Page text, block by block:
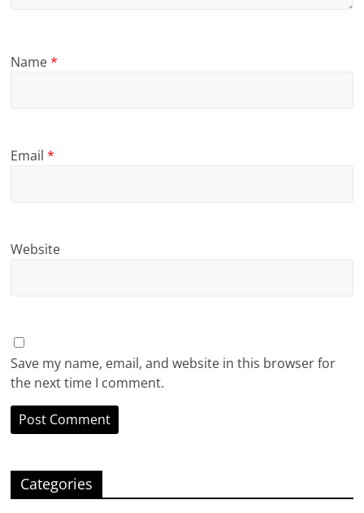
Name*
Email*
Website
Save my name, email, and website in this browser for
the next time I comment.
Categories